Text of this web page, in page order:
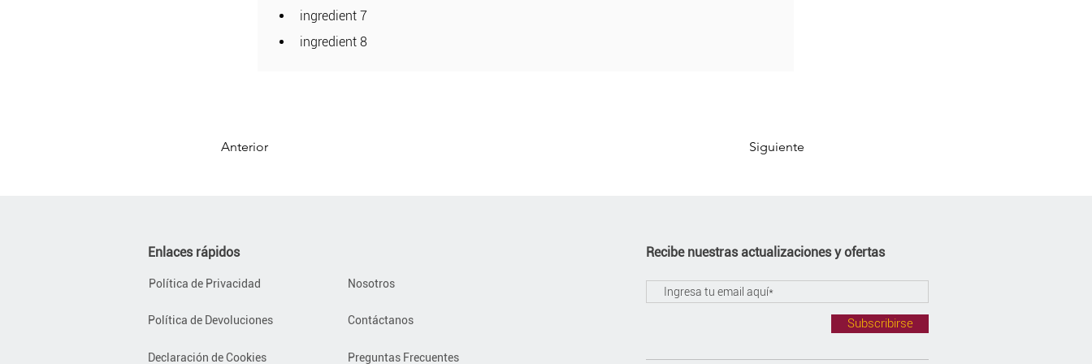
ingredient 7
ingredient 8
Anterior Siguiente
Enlaces rápidos
Política de Privacidad
Política de Devoluciones
Declaración de Cookies
Nosotros
Contáctanos
Preguntas Frecuentes
Recibe nuestras actualizaciones y ofertas
Subscribirse